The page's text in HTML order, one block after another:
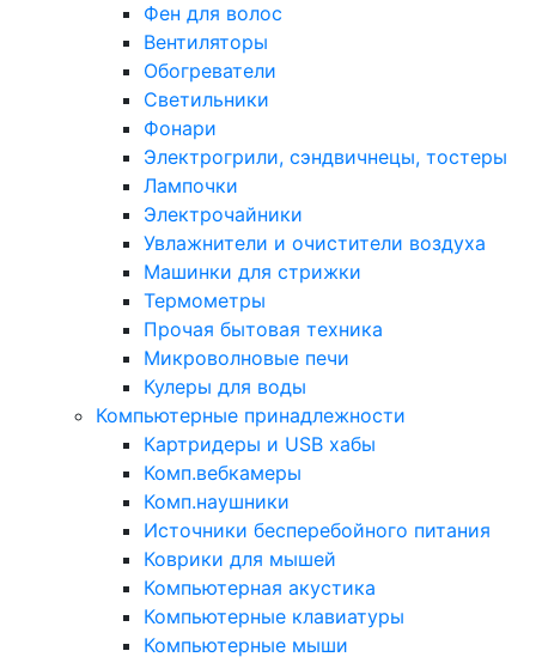
Фен для волос
Вентиляторы
Обогреватели
Светильники
Фонари
Электрогрили, сэндвичнецы, тостеры
Лампочки
Электрочайники
Увлажнители и очистители воздуха
Машинки для стрижки
Термометры
Прочая бытовая техника
Микроволновые печи
Кулеры для воды
Компьютерные принадлежности
Картридеры и USB хабы
Комп.вебкамеры
Комп.наушники
Источники бесперебойного питания
Коврики для мышей
Компьютерная акустика
Компьютерные клавиатуры
Компьютерные мыши